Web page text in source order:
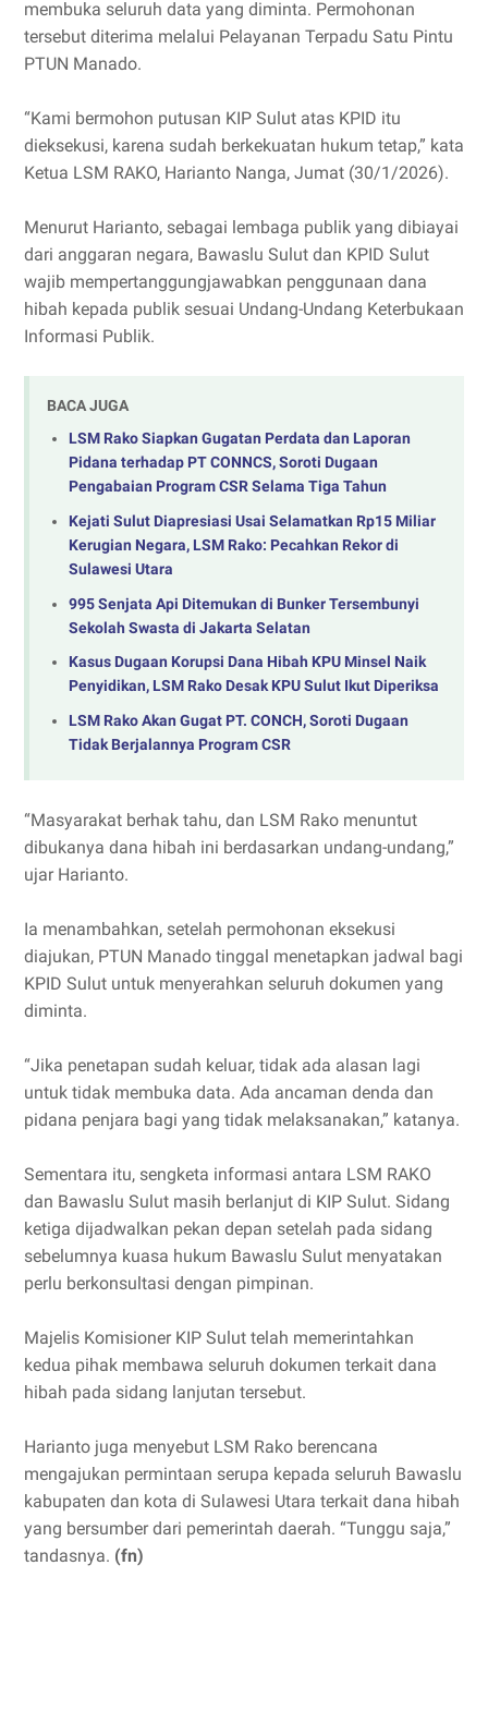
membuka seluruh data yang diminta. Permohonan
tersebut diterima melalui Pelayanan Terpadu Satu Pintu
PTUN Manado.
“Kami bermohon putusan KIP Sulut atas KPID itu
dieksekusi, karena sudah berkekuatan hukum tetap,” kata
Ketua LSM RAKO, Harianto Nanga, Jumat (30/1/2026).
Menurut Harianto, sebagai lembaga publik yang dibiayai
dari anggaran negara, Bawaslu Sulut dan KPID Sulut
wajib mempertanggungjawabkan penggunaan dana
hibah kepada publik sesuai Undang-Undang Keterbukaan
Informasi Publik.
BACA JUGA
LSM Rako Siapkan Gugatan Perdata dan Laporan
Pidana terhadap PT CONNCS, Soroti Dugaan
Pengabaian Program CSR Selama Tiga Tahun
Kejati Sulut Diapresiasi Usai Selamatkan Rp15 Miliar
Kerugian Negara, LSM Rako: Pecahkan Rekor di
Sulawesi Utara
995 Senjata Api Ditemukan di Bunker Tersembunyi
Sekolah Swasta di Jakarta Selatan
Kasus Dugaan Korupsi Dana Hibah KPU Minsel Naik
Penyidikan, LSM Rako Desak KPU Sulut Ikut Diperiksa
LSM Rako Akan Gugat PT. CONCH, Soroti Dugaan
Tidak Berjalannya Program CSR
“Masyarakat berhak tahu, dan LSM Rako menuntut
dibukanya dana hibah ini berdasarkan undang-undang,”
ujar Harianto.
Ia menambahkan, setelah permohonan eksekusi
diajukan, PTUN Manado tinggal menetapkan jadwal bagi
KPID Sulut untuk menyerahkan seluruh dokumen yang
diminta.
“Jika penetapan sudah keluar, tidak ada alasan lagi
untuk tidak membuka data. Ada ancaman denda dan
pidana penjara bagi yang tidak melaksanakan,” katanya.
Sementara itu, sengketa informasi antara LSM RAKO
dan Bawaslu Sulut masih berlanjut di KIP Sulut. Sidang
ketiga dijadwalkan pekan depan setelah pada sidang
sebelumnya kuasa hukum Bawaslu Sulut menyatakan
perlu berkonsultasi dengan pimpinan.
Majelis Komisioner KIP Sulut telah memerintahkan
kedua pihak membawa seluruh dokumen terkait dana
hibah pada sidang lanjutan tersebut.
Harianto juga menyebut LSM Rako berencana
mengajukan permintaan serupa kepada seluruh Bawaslu
kabupaten dan kota di Sulawesi Utara terkait dana hibah
yang bersumber dari pemerintah daerah. “Tunggu saja,”
tandasnya. (fn)